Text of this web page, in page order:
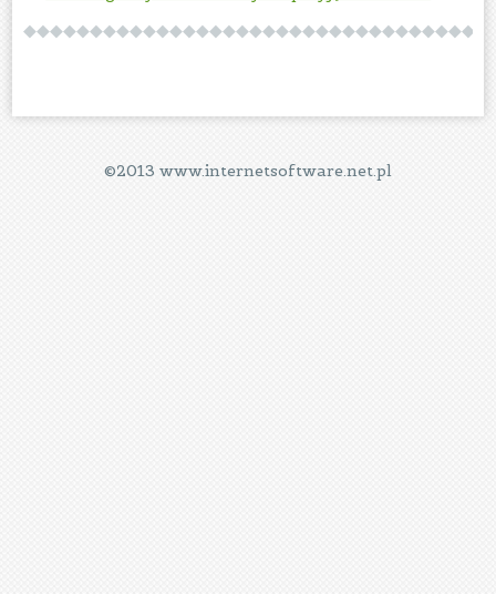
©2013 www.internetsoftware.net.pl